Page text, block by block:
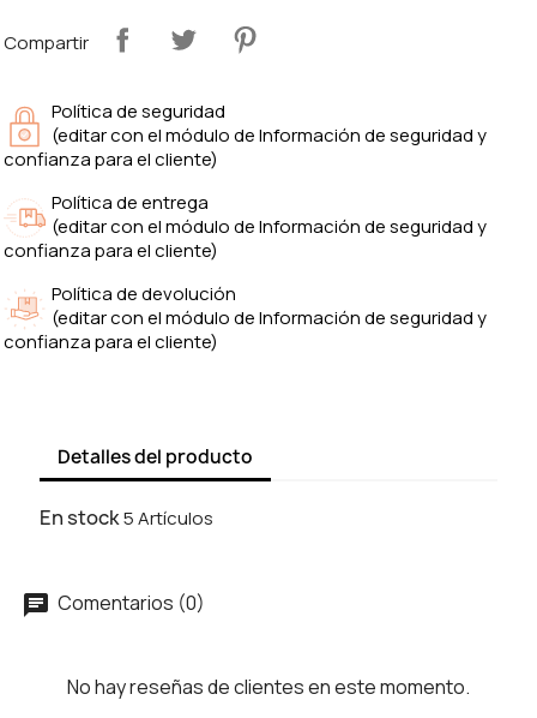
Compartir
Política de seguridad
(editar con el módulo de Información de seguridad y
confianza para el cliente)
Política de entrega
(editar con el módulo de Información de seguridad y
confianza para el cliente)
Política de devolución
(editar con el módulo de Información de seguridad y
confianza para el cliente)
Detalles del producto
En stock5 Artículos
Comentarios (0)
No hay reseñas de clientes en este momento.